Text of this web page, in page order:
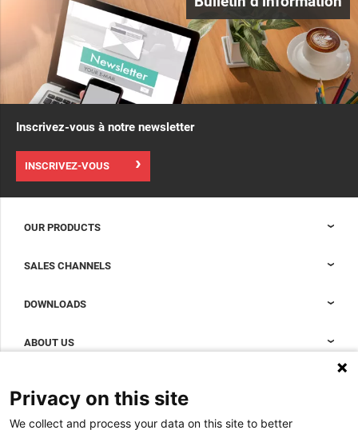
Inscrivez-vous à notre newsletter
INSCRIVEZ-VOUS
OUR PRODUCTS
Accessoires pour compléter votre baie de data center
centers
SALES CHANNELS
DOWNLOADS
Whitepapers
ABOUT US
Jobs
News
Privacy on this site
We collect and process your data on this site to better